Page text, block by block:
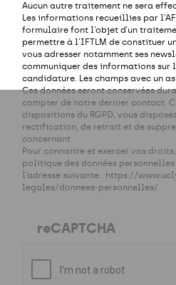
Aucun autre traitement ne sera
Les informations recueillies par
formulaire font l’objet d’un
permettre à l’IFTLM de constituer
vous adresser notamment ses
communiquer des informations sur
candidature. Les champs avec un
Ces données seront conservées
compter de notre dernier contact.
dispositions du RGPD, vous
rectification, de retrait et de
concernant
Pour connaitre et exercer vos
politique des données
l’adresse suivante : https://
legales/donnees-personnelles/
reCAPTCHA